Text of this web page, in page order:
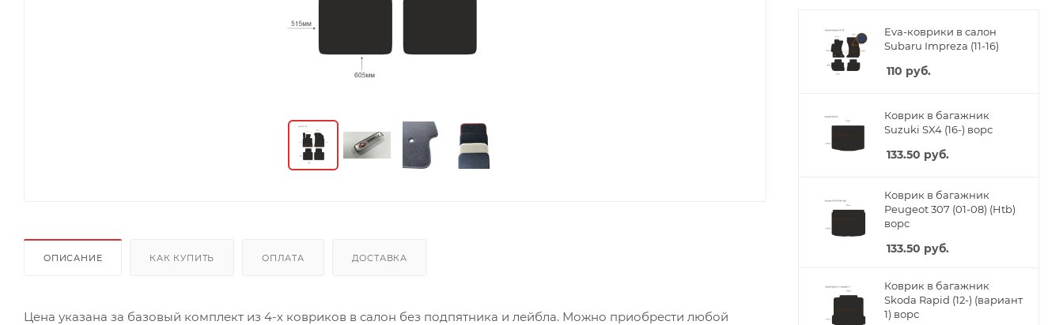
ОПИСАНИЕ КАК КУПИТЬ ОПЛАТА ДОСТАВКА
Цена указана за базовый комплект из 4-х ковриков в салон без подпятника и лейбла. Можно приобрести любой
Eva-коврики в салон
Subaru Impreza (11-16)
110 руб.
Коврик в багажник
Suzuki SX4 (16-) ворс
133.50 руб.
Коврик в багажник
Peugeot 307 (01-08) (Htb)
ворс
133.50 руб.
Коврик в багажник
Skoda Rapid (12-) (вариант
1) ворс